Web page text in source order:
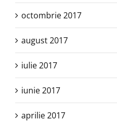
octombrie 2017
august 2017
iulie 2017
iunie 2017
aprilie 2017